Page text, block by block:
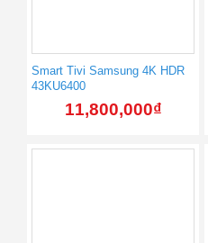
Smart Tivi Samsung 4K HDR
43KU6400
11,800,000₫